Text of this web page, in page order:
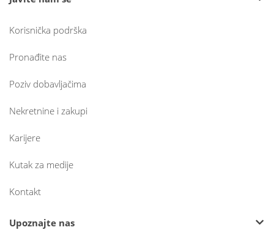
Korisnička podrška
Pronađite nas
Poziv dobavljačima
Nekretnine i zakupi
Karijere
Kutak za medije
Kontakt
Upoznajte nas